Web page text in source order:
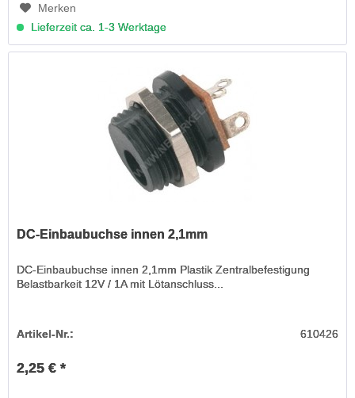
Merken
Lieferzeit ca. 1-3 Werktage
DC-Einbaubuchse innen 2,1mm
DC-Einbaubuchse innen 2,1mm Plastik Zentralbefestigung
Belastbarkeit 12V / 1A mit Lötanschluss...
Artikel-Nr.: 610426
2,25 € *